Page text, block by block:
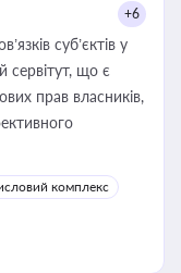
+6
суб’єктів у
сервітут, що є
прав власників,
комплекс